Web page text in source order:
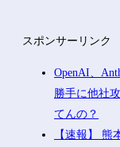
スポンサーリンク
OpenAI、
勝手に他社
てんの？
【速報】 熊